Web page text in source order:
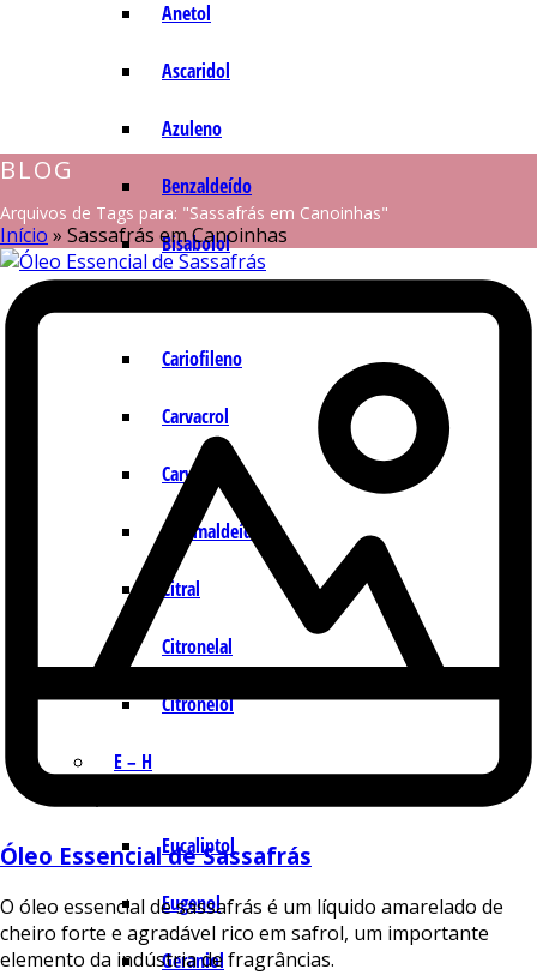
Anetol
Ascaridol
Azuleno
Benzaldeído
Bisabolol
Cariofileno
Carvacrol
Carvona
Cinamaldeído
Citral
Citronelal
Citronelol
E – H
Eucaliptol
Eugenol
Geraniol
BLOG
Arquivos de Tags para: "Sassafrás em Canoinhas"
Início » Sassafrás em Canoinhas
Óleo Essencial de Sassafrás
O óleo essencial de sassafrás é um líquido amarelado de
cheiro forte e agradável rico em safrol, um importante
elemento da indústria de fragrâncias.